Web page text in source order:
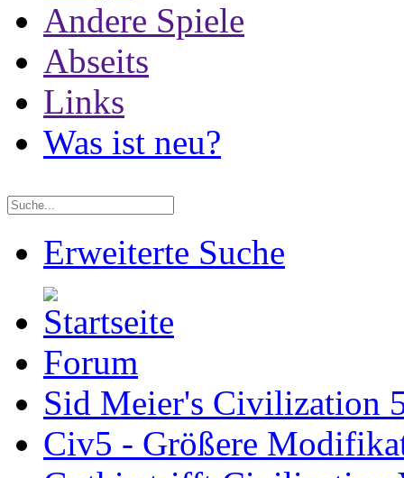
Andere Spiele
Abseits
Links
Was ist neu?
Erweiterte Suche
Forum
Sid Meier's Civilization
Civ5 - Größere